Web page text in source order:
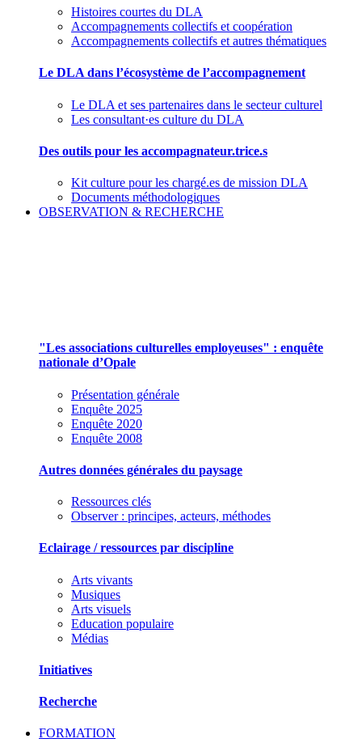
Histoires courtes du DLA
Accompagnements collectifs et coopération
Accompagnements collectifs et autres thématiques
Le DLA dans l’écosystème de l’accompagnement
Le DLA et ses partenaires dans le secteur culturel
Les consultant·es culture du DLA
Des outils pour les accompagnateur.trice.s
Kit culture pour les chargé.es de mission DLA
Documents méthodologiques
OBSERVATION & RECHERCHE
"Les associations culturelles employeuses" : enquête
nationale d’Opale
Présentation générale
Enquête 2025
Enquête 2020
Enquête 2008
Autres données générales du paysage
Ressources clés
Observer : principes, acteurs, méthodes
Eclairage / ressources par discipline
Arts vivants
Musiques
Arts visuels
Education populaire
Médias
Initiatives
Recherche
FORMATION